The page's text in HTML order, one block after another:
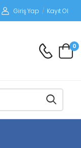
ödemeli gönderilir.
Giriş Yap / Kayıt Ol
0